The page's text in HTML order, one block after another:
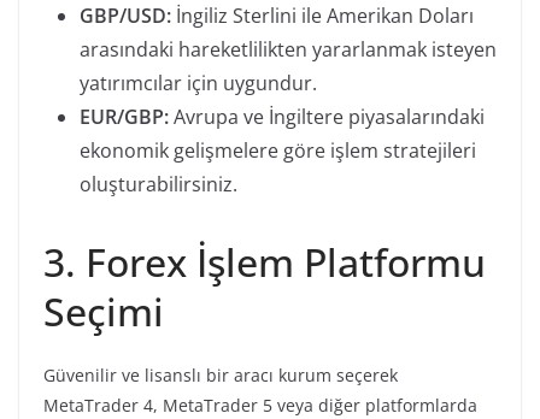
GBP/USD: İngiliz Sterlini ile Amerikan Doları
arasındaki hareketlilikten yararlanmak isteyen
yatırımcılar için uygundur.
EUR/GBP:Avrupa ve İngiltere piyasalarındaki
ekonomik gelişmelere göre işlem stratejileri
oluşturabilirsiniz.
3. Forex İşlem Platformu
Seçimi
Güvenilir ve lisanslı bir aracı kurum seçerek
MetaTrader 4, MetaTrader 5 veya diğer platformlarda